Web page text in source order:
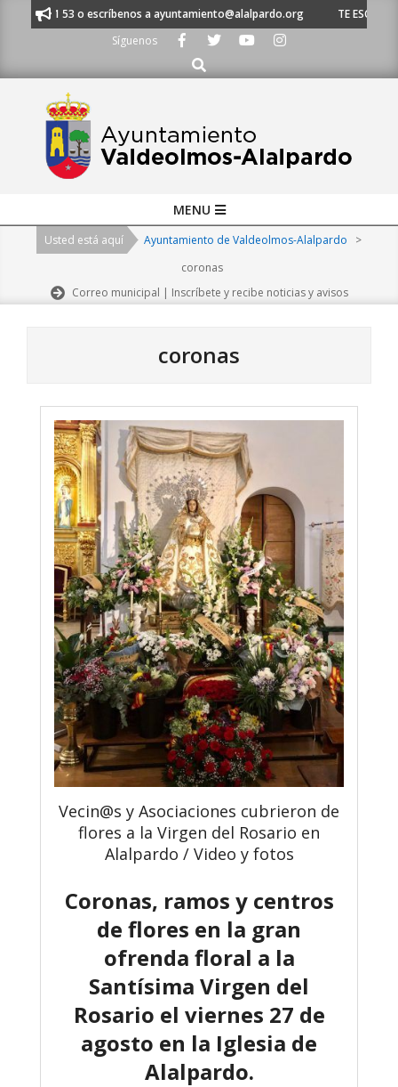
91 620 21 53 o escríbenos a ayuntamiento@alalpardo.org
TE
Síguenos
Buscar
Navigation
MENU
Usted está aquí Ayuntamiento de Valdeolmos-Alalpardo
>
coronas
Correo municipal | Inscríbete y recibe noticias y avisos
coronas
Vecin@s y Asociaciones cubrieron de
flores a la Virgen del Rosario en
Alalpardo / Video y fotos
Coronas, ramos y centros
de flores en la gran
ofrenda floral a la
Santísima Virgen del
Rosario el viernes 27 de
agosto en la Iglesia de
Alalpardo.